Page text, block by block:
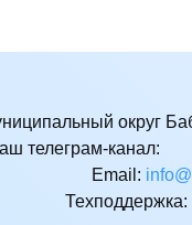
округ
телеграм-канал:
Email:
Техподдержка: